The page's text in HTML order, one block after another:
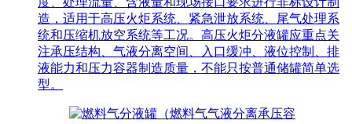
造，适用于高压火炬系统、紧急泄放系统、尾气处理系
统和压缩机放空系统等工况。高压火炬分液罐应重点关
注承压结构、气液分离空间、入口缓冲、液位控制、排
液能力和压力容器制造质量，不能只按普通储罐简单选
型。